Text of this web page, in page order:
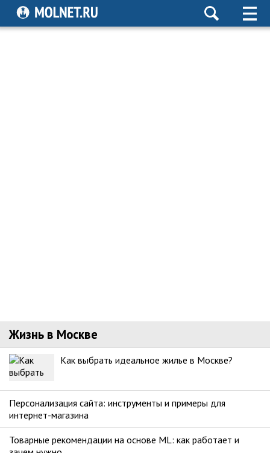
Жизнь в Москве
Как выбрать идеальное жилье в Москве?
Персонализация сайта: инструменты и примеры для
интернет-магазина
Товарные рекомендации на основе ML: как работает и